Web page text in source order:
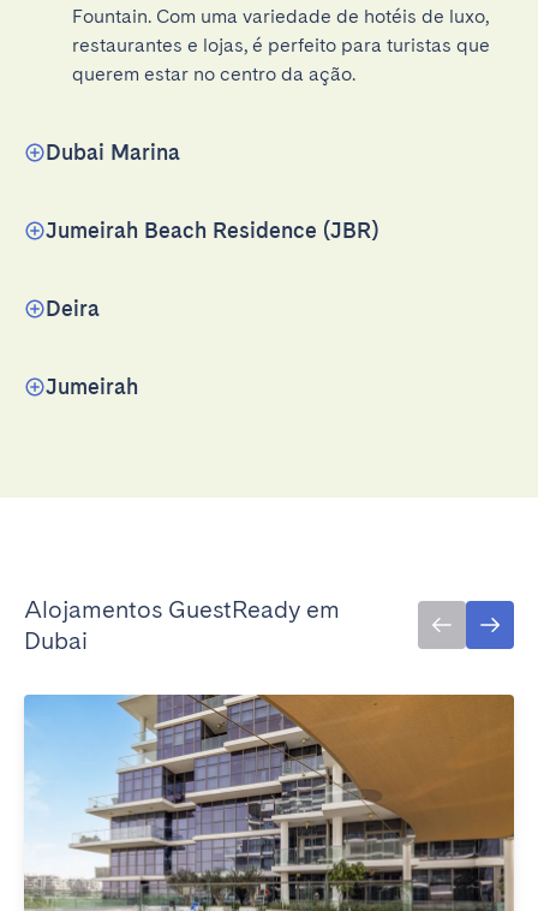
Fountain. Com uma variedade de hotéis de luxo,
restaurantes e lojas, é perfeito para turistas que
querem estar no centro da ação.
Dubai Marina
Jumeirah Beach Residence (JBR)
Deira
Jumeirah
Alojamentos GuestReady em
Dubai